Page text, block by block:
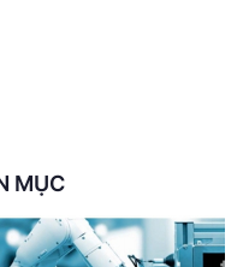
MỤC